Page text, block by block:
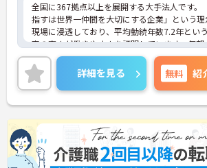
全国に367拠点以上を展開する大手法人です。
指すは世界一仲間を大切にする企業」という理
現場に浸透しており、平均勤続年数7.2年とい
率の高さが働きやすさを証明しています。毎朝
ーティング等を通じた職種を超えたチームワー
根付いており、人間関係の不安なく安心して業
取り組める環境です。また、日々の頑張りやチ
への貢献は、賞与とは別の「特別報酬」として
かりと評価・還元される独自の制度も大きな魅
なっています。介護福祉士の資格とこれまでの
を存分に活かせるだけでなく、勤務時間内での
取得支援制度を活用し、将来的にケアマネジャ
センター長といった多彩なキャリアパスへの挑
詳細を見る 無料 紹